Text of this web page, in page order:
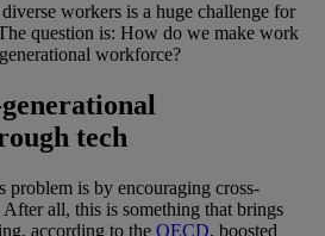
workers is a huge challenge for
question is: How do we make work
workforce?
tech
problem is by encouraging cross-
all, this is something that brings
according to the OECD, boosted